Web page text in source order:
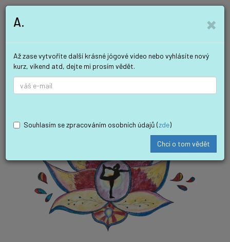
×
A.
Až zase vytvoříte další krásné jógové video nebo vyhlásíte nový
kurz, víkend atd, dejte mi prosím vědět.
Souhlasím se zpracováním osobních údajů (zde)
Chci o tom vědět